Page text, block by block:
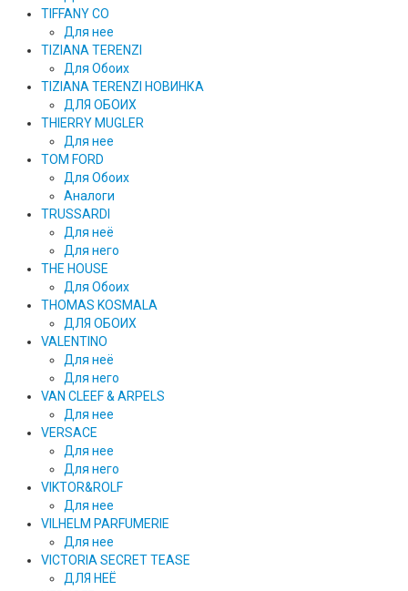
TIFFANY CO
Для нее
TIZIANA TERENZI
Для Обоих
TIZIANA TERENZI НОВИНКА
ДЛЯ ОБОИХ
THIERRY MUGLER
Для нее
TOM FORD
Для Обоих
Аналоги
TRUSSARDI
Для неё
Для него
THE HOUSE
Для Обоих
THOMAS KOSMALA
ДЛЯ ОБОИХ
VALENTINO
Для неё
Для него
VAN CLEEF & ARPELS
Для нее
VERSACE
Для нее
Для него
VIKTOR&ROLF
Для нее
VILHELM PARFUMERIE
Для нее
VICTORIA SECRET TEASE
ДЛЯ НЕЁ